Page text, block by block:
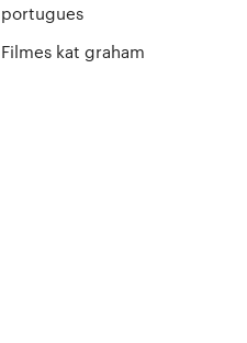
portugues
Filmes kat graham